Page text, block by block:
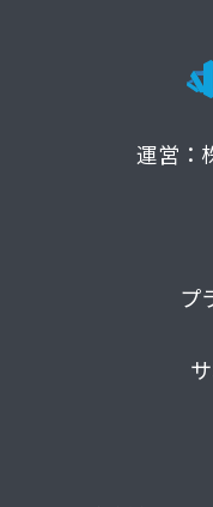
運営：
プ